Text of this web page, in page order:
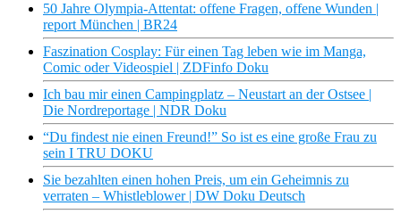
50 Jahre Olympia-Attentat: offene Fragen, offene Wunden |
report München | BR24
Faszination Cosplay: Für einen Tag leben wie im Manga,
Comic oder Videospiel | ZDFinfo Doku
Ich bau mir einen Campingplatz – Neustart an der Ostsee |
Die Nordreportage | NDR Doku
“Du findest nie einen Freund!” So ist es eine große Frau zu
sein I TRU DOKU
Sie bezahlten einen hohen Preis, um ein Geheimnis zu
verraten – Whistleblower | DW Doku Deutsch